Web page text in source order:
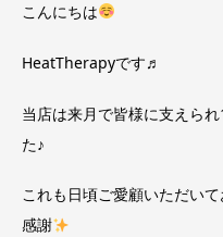
こんにちは
HeatTherapyです♬
当店は来月で皆様に支えら
た♪
これも日頃ご愛顧いただい
感謝